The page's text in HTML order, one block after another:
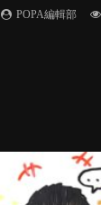
POPA編輯部